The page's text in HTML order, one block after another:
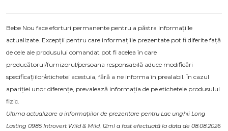
Bebe Nou face eforturi permanente pentru a păstra informațiile
actualizate. Excepții pentru care informațiile prezentate pot fi diferite față
de cele ale produsului comandat pot fi acelea în care
producătorul/furnizorul/persoana responsabilă aduce modificări
specificațiilor/etichetei acestuia, fără a ne informa în prealabil. În cazul
apariției unor diferențe, prevalează informația de pe etichetele produsului
fizic.
Ultima actualizare a informațiilor de prezentare pentru Lac unghii Long
Lasting 0985 Introvert Wild & Mild, 12ml a fost efectuată la data de 08.08.2026